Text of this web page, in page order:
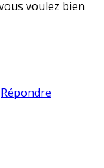
voulez bien
Répondre